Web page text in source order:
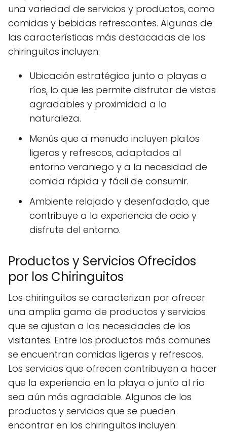
una variedad de servicios y productos, como
comidas y bebidas refrescantes. Algunas de
las características más destacadas de los
chiringuitos incluyen:
Ubicación estratégica junto a playas o
ríos, lo que les permite disfrutar de vistas
agradables y proximidad a la
naturaleza.
Menús que a menudo incluyen platos
ligeros y refrescos, adaptados al
entorno veraniego y a la necesidad de
comida rápida y fácil de consumir.
Ambiente relajado y desenfadado, que
contribuye a la experiencia de ocio y
disfrute del entorno.
Productos y Servicios Ofrecidos
por los Chiringuitos
Los chiringuitos se caracterizan por ofrecer
una amplia gama de productos y servicios
que se ajustan a las necesidades de los
visitantes. Entre los productos más comunes
se encuentran comidas ligeras y refrescos.
Los servicios que ofrecen contribuyen a hacer
que la experiencia en la playa o junto al río
sea aún más agradable. Algunos de los
productos y servicios que se pueden
encontrar en los chiringuitos incluyen: